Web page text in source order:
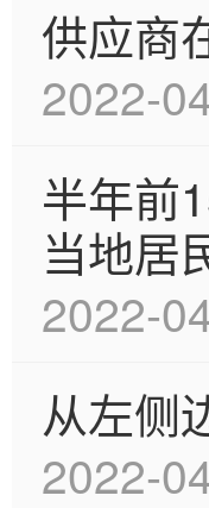
供应商
2022-
半年前
当地居
2022-
从左侧
2022-